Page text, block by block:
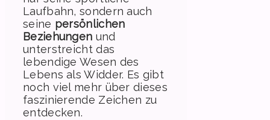
Laufbahn, sondern auch
seine persönlichen
Beziehungen und
unterstreicht das
lebendige Wesen des
Lebens als Widder. Es gibt
noch viel mehr über dieses
faszinierende Zeichen zu
entdecken.